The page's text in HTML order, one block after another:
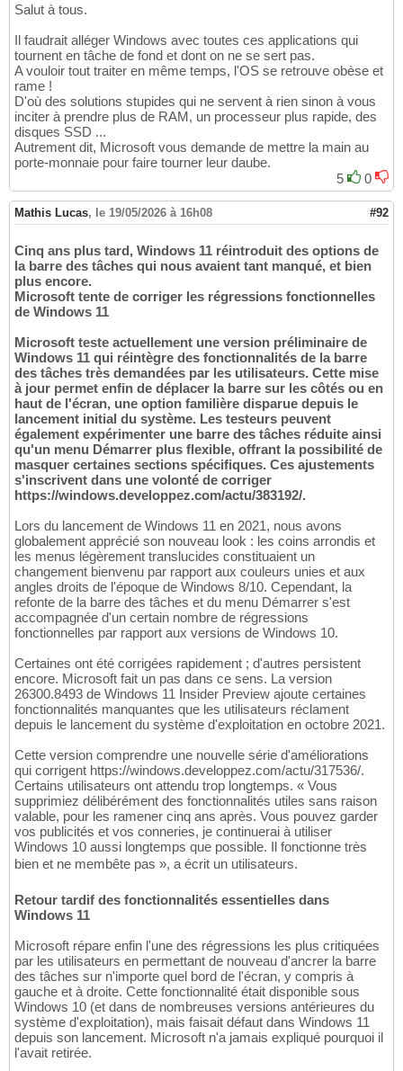
Salut à tous.
Il faudrait alléger Windows avec toutes ces applications qui
tournent en tâche de fond et dont on ne se sert pas.
A vouloir tout traiter en même temps, l'OS se retrouve obèse et
rame !
D'où des solutions stupides qui ne servent à rien sinon à vous
inciter à prendre plus de RAM, un processeur plus rapide, des
disques SSD ...
Autrement dit, Microsoft vous demande de mettre la main au
porte-monnaie pour faire tourner leur daube.
5
0
Mathis Lucas, le 19/05/2026 à 16h08 #92
Cinq ans plus tard, Windows 11 réintroduit des options de
la barre des tâches qui nous avaient tant manqué, et bien
plus encore.
Microsoft tente de corriger les régressions fonctionnelles
de Windows 11
Microsoft teste actuellement une version préliminaire de
Windows 11 qui réintègre des fonctionnalités de la barre
des tâches très demandées par les utilisateurs. Cette mise
à jour permet enfin de déplacer la barre sur les côtés ou en
haut de l'écran, une option familière disparue depuis le
lancement initial du système. Les testeurs peuvent
également expérimenter une barre des tâches réduite ainsi
qu'un menu Démarrer plus flexible, offrant la possibilité de
masquer certaines sections spécifiques. Ces ajustements
s'inscrivent dans une volonté de corriger
https://windows.developpez.com/actu/383192/.
Lors du lancement de Windows 11 en 2021, nous avons
globalement apprécié son nouveau look : les coins arrondis et
les menus légèrement translucides constituaient un
changement bienvenu par rapport aux couleurs unies et aux
angles droits de l'époque de Windows 8/10. Cependant, la
refonte de la barre des tâches et du menu Démarrer s'est
accompagnée d'un certain nombre de régressions
fonctionnelles par rapport aux versions de Windows 10.
Certaines ont été corrigées rapidement ; d'autres persistent
encore. Microsoft fait un pas dans ce sens. La version
26300.8493 de Windows 11 Insider Preview ajoute certaines
fonctionnalités manquantes que les utilisateurs réclament
depuis le lancement du système d'exploitation en octobre 2021.
Cette version comprendre une nouvelle série d'améliorations
qui corrigent https://windows.developpez.com/actu/317536/.
Certains utilisateurs ont attendu trop longtemps. « Vous
supprimiez délibérément des fonctionnalités utiles sans raison
valable, pour les ramener cinq ans après. Vous pouvez garder
vos publicités et vos conneries, je continuerai à utiliser
Windows 10 aussi longtemps que possible. Il fonctionne très
bien et ne membête pas », a écrit un utilisateurs.
Retour tardif des fonctionnalités essentielles dans
Windows 11
Microsoft répare enfin l'une des régressions les plus critiquées
par les utilisateurs en permettant de nouveau d'ancrer la barre
des tâches sur n'importe quel bord de l'écran, y compris à
gauche et à droite. Cette fonctionnalité était disponible sous
Windows 10 (et dans de nombreuses versions antérieures du
système d'exploitation), mais faisait défaut dans Windows 11
depuis son lancement. Microsoft n'a jamais expliqué pourquoi il
l'avait retirée.